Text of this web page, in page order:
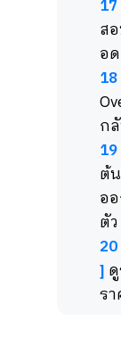
ส
อ
ก
ต้
อ
ตัว
]
ร